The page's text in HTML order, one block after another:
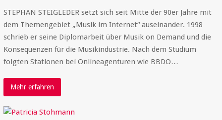
STEPHAN STEIGLEDER setzt sich seit Mitte der 90er Jahre mit
dem Themengebiet „Musik im Internet“ auseinander. 1998
schrieb er seine Diplomarbeit über Musik on Demand und die
Konsequenzen für die Musikindustrie. Nach dem Studium
folgten Stationen bei Onlineagenturen wie BBDO…
Mehr erfahren